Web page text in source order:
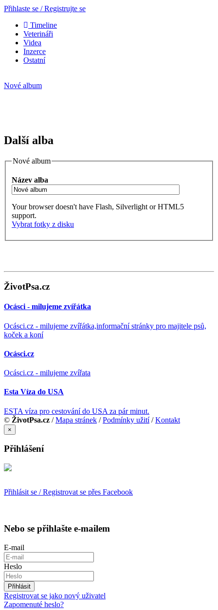
Přihlaste se / Registrujte se
Timeline
Veterináři
Videa
Inzerce
Ostatní
Nové album
Další alba
Nové album
Název alba
Your browser doesn't have Flash, Silverlight or HTML5
support.
Vybrat fotky z disku
ŽivotPsa.cz
Ocásci - milujeme zvířátka
Ocásci.cz - milujeme zvířátka,informační stránky pro majitele psů,
koček a koní
Ocásci.cz
Ocásci.cz - milujeme zvířata
Esta Víza do USA
ESTA víza pro cestování do USA za pár minut.
© ŽivotPsa.cz /Mapa stránek /Podmínky užití/Kontakt
×
Přihlášení
Přihlásit se / Registrovat se přes Facebook
Nebo se přihlašte e-mailem
E-mail
Heslo
Přihlásit
Registrovat se jako nový uživatel
Zapomenuté heslo?